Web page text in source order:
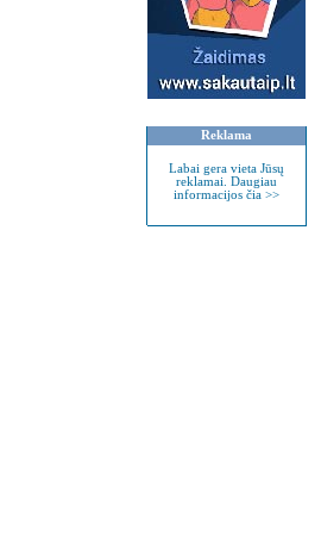
Reklama
Labai gera vieta Jūsų
reklamai. Daugiau
informacijos čia >>